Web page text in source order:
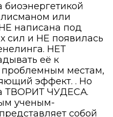
или
написана под
сил и НЕ появилась
НЕТ
её к
местам,
эффект. . Но
ТВОРИТ ЧУДЕСА.
ученым-
собой